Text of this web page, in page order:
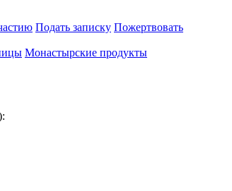
Подать записку Пожертвовать
Монастырские продукты